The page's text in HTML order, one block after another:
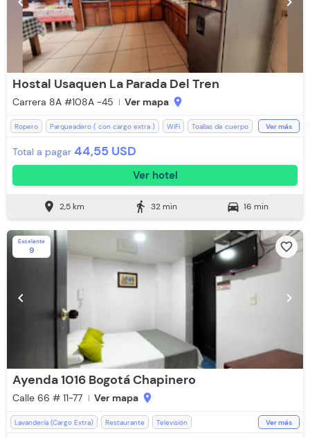
Hostal Usaquen La Parada Del Tren
Carrera 8A #108A -45 Ver mapa location_on
Ropero Parqueadero ( con cargo extra ) WiFi
Toallas de cuerpo
Ver más
Total a pagar 44,55 USD
Ver hotel
location_on 2,5 km directions_walk 32 min directions_car 16 min
Excelente
9 favorite_border
chevron_left chevron_right
Ayenda 1016 Bogotá Chapinero
Calle 66 # 11-77 Ver mapa location_on
Lavandería (Cargo Extra) Restaurante
Televisión
Ver más